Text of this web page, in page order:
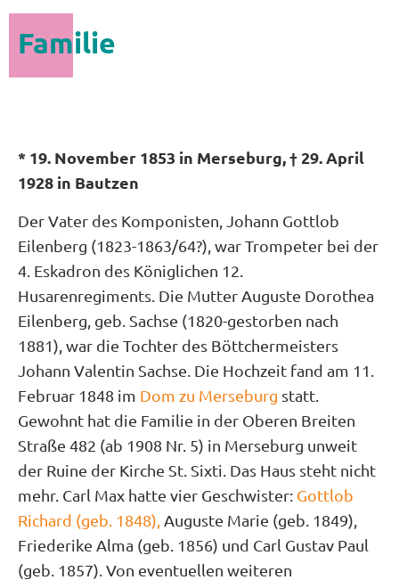
Familie
* 19. November 1853 in Merseburg, † 29. April
1928 in Bautzen
Der Vater des Komponisten, Johann Gottlob
Eilenberg (1823-1863/64?), war Trompeter bei der
4. Eskadron des Königlichen 12.
Husarenregiments. Die Mutter Auguste Dorothea
Eilenberg, geb. Sachse (1820-gestorben nach
1881), war die Tochter des Böttchermeisters
Johann Valentin Sachse. Die Hochzeit fand am 11.
Februar 1848 im Dom zu Merseburg statt.
Gewohnt hat die Familie in der Oberen Breiten
Straße 482 (ab 1908 Nr. 5) in Merseburg unweit
der Ruine der Kirche St. Sixti. Das Haus steht nicht
mehr. Carl Max hatte vier Geschwister: Gottlob
Richard (geb. 1848), Auguste Marie (geb. 1849),
Friederike Alma (geb. 1856) und Carl Gustav Paul
(geb. 1857). Von eventuellen weiteren